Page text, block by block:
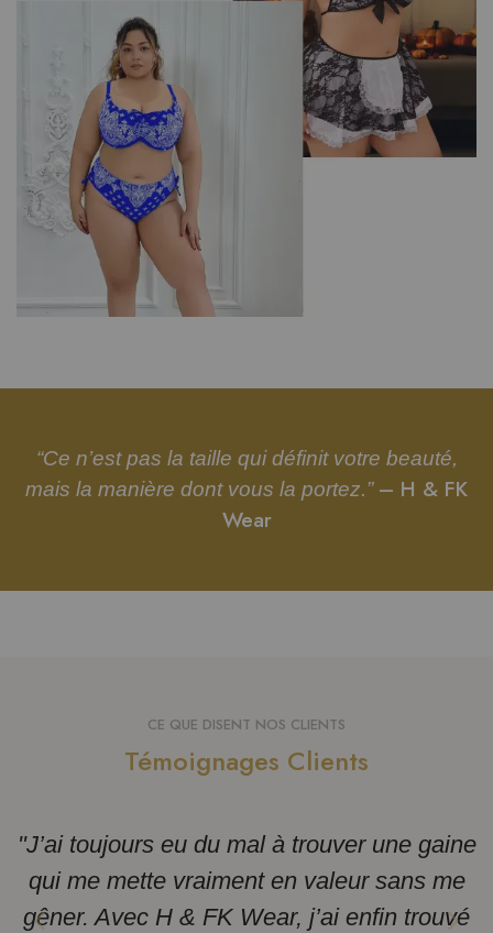
“Ce n’est pas la taille qui définit votre beauté,
mais la manière dont vous la portez.” – H & FK
Wear
CE QUE DISENT NOS CLIENTS
Témoignages Clients
"J’ai toujours eu du mal à trouver une gaine
qui me mette vraiment en valeur sans me
gêner. Avec H & FK Wear, j’ai enfin trouvé